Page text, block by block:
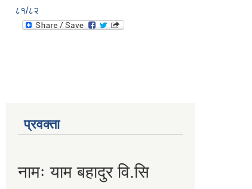
८१/८२
प्रवक्ता
नामः याम बहादुर वि.सि